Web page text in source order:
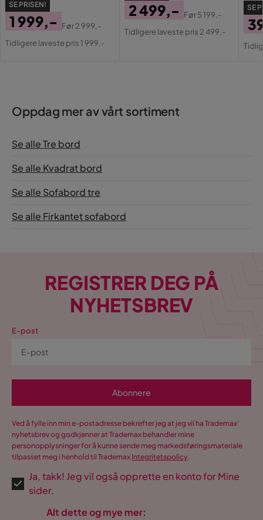
SE PRISEN!
Pris
1 999,-
Original
Før2 999,-
Tidligere laveste pris 1 999,-
Pris
2 499,-
Original
Før5 199,-
Tidligere laveste pris 2 499,-
SE
Oppdag mer av vårt sortiment
Se alle Tre bord
Se alle Kvadrat bord
Se alle Sofabord tre
Se alle Firkantet sofabord
REGISTRER DEG PÅ
NYHETSBREV
E-post
Abonnere
Ved å fylle inn min e-postadresse bekrefter jeg at jeg vil ha Trademax’
nyhetsbrev og godkjenner at Trademax behandler mine
personopplysninger for å kunne sende meg markedsføringsmateriale
tilpasset meg i henhold til Trademax Integritetspolicy.
Ja, takk! Jeg vil også opprette en konto for Mine
sider.
Alt dette og mye mer: